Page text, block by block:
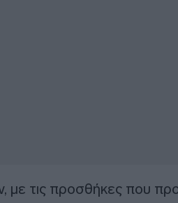
με τις προσθήκες που